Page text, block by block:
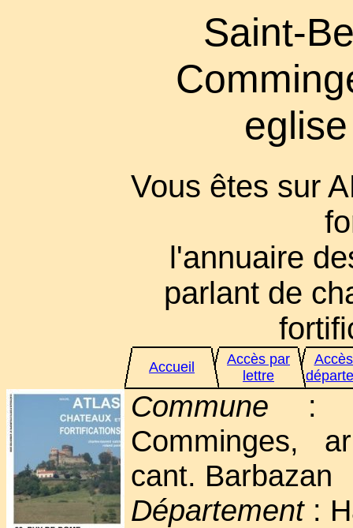
Saint-
Vous êtes sur
l'annuaire
parlant de
Accueil
Accès par
lettre
Commune :
Comminges,
cant. Barbazan
Département: